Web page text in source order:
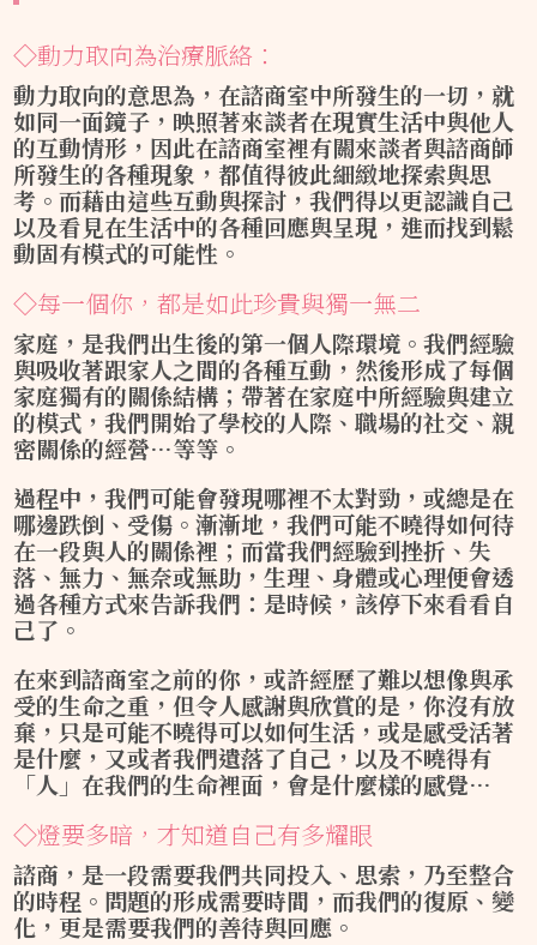
◇動力取向為治療脈絡：
動力取向的意思為，在諮商室中所發生的一切，就
如同一面鏡子，映照著來談者在現實生活中與他人
的互動情形，因此在諮商室裡有關來談者與諮商師
所發生的各種現象，都值得彼此細緻地探索與思
考。而藉由這些互動與探討，我們得以更認識自己
以及看見在生活中的各種回應與呈現，進而找到鬆
動固有模式的可能性。
◇每一個你，都是如此珍貴與獨一無二
家庭，是我們出生後的第一個人際環境。我們經驗
與吸收著跟家人之間的各種互動，然後形成了每個
家庭獨有的關係結構；帶著在家庭中所經驗與建立
的模式，我們開始了學校的人際、職場的社交、親
密關係的經營…等等。
過程中，我們可能會發現哪裡不太對勁，或總是在
哪邊跌倒、受傷。漸漸地，我們可能不曉得如何待
在一段與人的關係裡；而當我們經驗到挫折、失
落、無力、無奈或無助，生理、身體或心理便會透
過各種方式來告訴我們：是時候，該停下來看看自
己了。
在來到諮商室之前的你，或許經歷了難以想像與承
受的生命之重，但令人感謝與欣賞的是，你沒有放
棄，只是可能不曉得可以如何生活，或是感受活著
是什麼，又或者我們遺落了自己，以及不曉得有
「人」在我們的生命裡面，會是什麼樣的感覺…
◇燈要多暗，才知道自己有多耀眼
諮商，是一段需要我們共同投入、思索，乃至整合
的時程。問題的形成需要時間，而我們的復原、變
化，更是需要我們的善待與回應。